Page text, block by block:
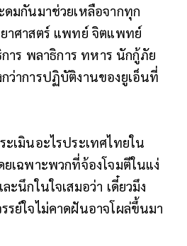
ดมกันมาช่วยเหลือจากทุก
าศาสตร์ แพทย์ จิตแพทย์
การ พลาธิการ ทหาร นักกู้ภัย
ว่าการปฏิบัติงานของยูเอ็นที่
ะเมินอะไรประเทศไทยใน
เฉพาะพวกที่จ้องโจมตีในแง่
นึกในใจเสมอว่า เดี๋ยวมึง
รย์ใจไม่คาดฝันอาจโผล่ขึ้นมา